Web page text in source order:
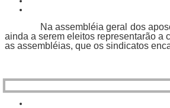
Na assembléia geral dos
ainda a serem eleitos representarão a
as assembléias, que os sindicatos